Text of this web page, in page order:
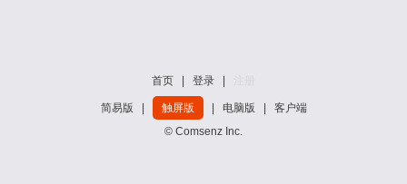
首页 登录
简易版 触屏版 电脑版
客户端
© Comsenz Inc.